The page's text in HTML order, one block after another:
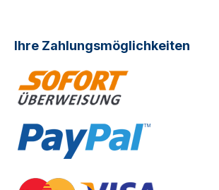
Ihre Zahlungsmöglichkeiten